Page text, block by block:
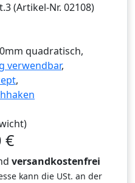
(Artikel-Nr. 02108)
quadratisch,
verwendbar,
,
€
versandkostenfrei
kann die USt. an der